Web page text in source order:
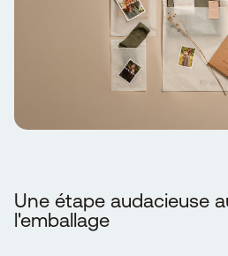
Une étape audacieuse
l'emballage